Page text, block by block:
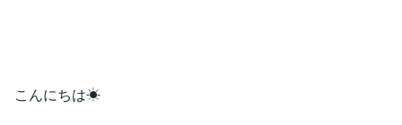
こんにちは☀